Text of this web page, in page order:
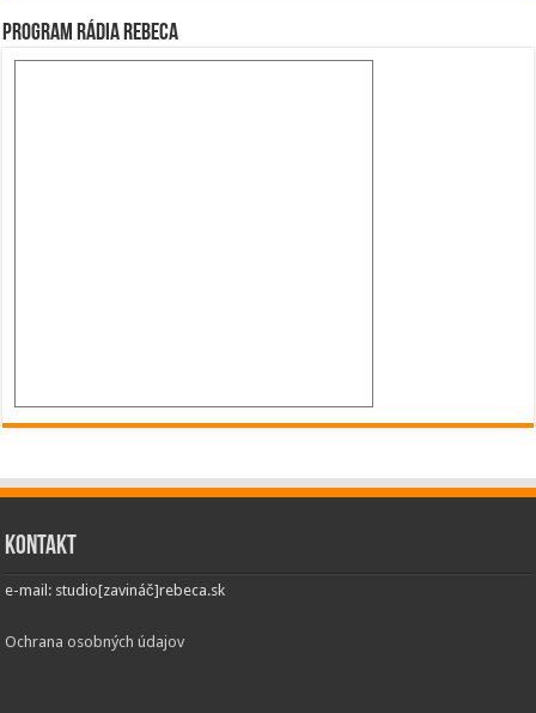
Program Rádia Rebeca
Kontakt
e-mail: studio[zavináč]rebeca.sk
Ochrana osobných údajov